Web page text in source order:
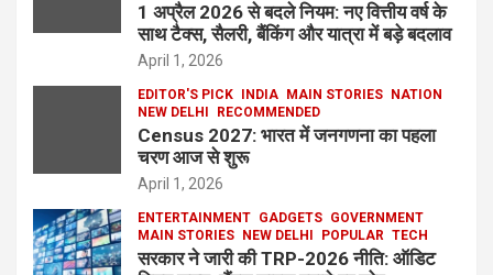
1 अप्रैल 2026 से बदले नियम: नए वित्तीय वर्ष के
साथ टैक्स, सैलरी, बैंकिंग और यात्रा में बड़े बदलाव
April 1, 2026
EDITOR'S PICK INDIA MAIN STORIES
NATION
NEW DELHI
RECOMMENDED
Census 2027: भारत में जनगणना का पहला
चरण आज से शुरू
April 1, 2026
ENTERTAINMENT GADGETS GOVERNMENT
MAIN STORIES
NEW DELHI POPULAR TECH
सरकार ने जारी की TRP-2026 नीति: ऑडिट